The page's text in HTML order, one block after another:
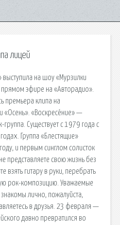
лицей
на шоу «Мурзилки
прямом эфире на «Авторадио».
премьера клипа на
«Осень». «Воскресе́ние» —
группа. Существует с 1979 года с
Группа «Блестящие»
и первым синглом солисток
представляете свою жизнь без
взять гитару в руки, перебрать
рок-композицию. Уважаемые
лично, пожалуйста,
в друзья. 23 февраля —
давно превратился во